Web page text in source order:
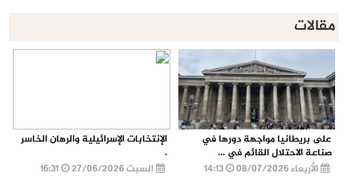
مقالات
على بريطانيا مواجهة دورها في
صناعة الاحتلال القائم في ...
الأربعاء 08/07/2026
الإنتخابات الإسرائيلية والرهان الخاسر
.
السبت 27/06/2026
16:31